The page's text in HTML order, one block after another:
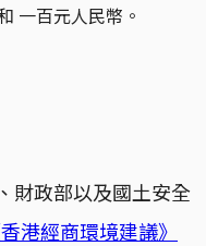
一百元人民幣。
財政部以及國土安全
香港經商環境建議》